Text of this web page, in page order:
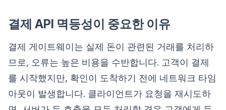
결제 API 멱등성이 중요한 이유
결제 게이트웨이는 실제 돈이 관련된 거래를 처리하
므로, 오류는 높은 비용을 수반합니다. 고객이 결제
를 시작했지만, 확인이 도착하기 전에 네트워크 타임
아웃이 발생합니다. 클라이언트가 요청을 재시도하